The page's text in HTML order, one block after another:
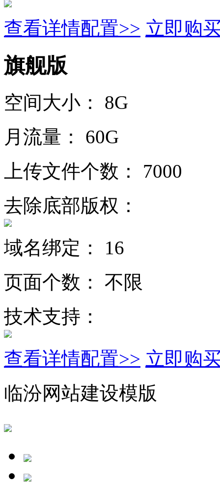
查看详情配置>> 立即购
旗舰版
空间大小：
8G
月流量：
60G
上传文件个数：
7000
去除底部版权：
域名绑定：
16
页面个数：
不限
技术支持：
查看详情配置>> 立即购
临汾网站建设模版